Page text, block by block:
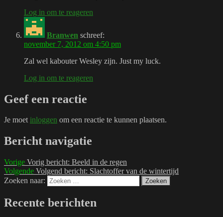
Log in om te reageren
Branwen schreef:
november 7, 2012 om 4:50 pm
Zal wel kabouter Wesley zijn. Just my luck.
Log in om te reageren
Geef een reactie
Je moetinloggen om een reactie te kunnen plaatsen.
Bericht navigatie
Vorige Vorig bericht: Beeld in de regen
Volgende Volgend bericht: Slachtoffer van de wintertijd
Zoeken naar:
Zoeken
Recente berichten